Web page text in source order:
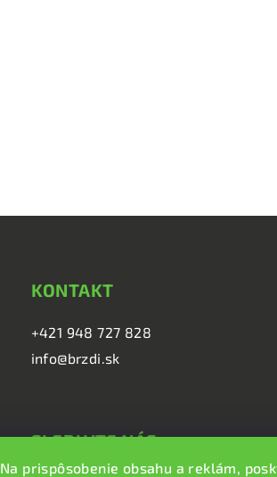
Na prispôsobenie obsahu a reklám,
KONTAKT
+421 948 727 828
info@brzdi.sk
SLEDUJTE NÁS